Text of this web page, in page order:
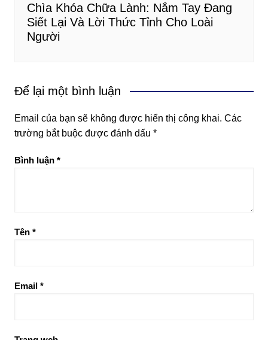
Chìa Khóa Chữa Lành: Nắm Tay Đang
Siết Lại Và Lời Thức Tỉnh Cho Loài
Người
Để lại một bình luận
Email của bạn sẽ không được hiển thị công khai. Các
trường bắt buộc được đánh dấu *
Bình luận *
Tên *
Email *